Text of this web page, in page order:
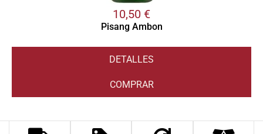
10,50 €
Pisang Ambon
DETALLES
COMPRAR